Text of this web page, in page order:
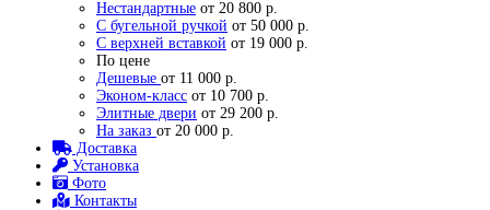
Нестандартные от 20 800 р.
С бугельной ручкой от 50 000 р.
С верхней вставкой от 19 000 р.
По цене
Дешевые от 11 000 р.
Эконом-класс от 10 700 р.
Элитные двери от 29 200 р.
На заказ от 20 000 р.
Доставка
Установка
Фото
Контакты